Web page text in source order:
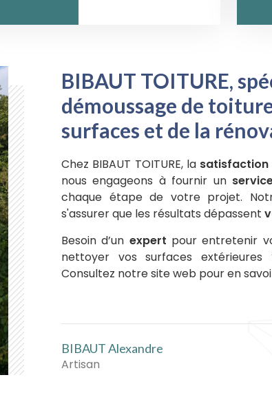
BIBAUT TOITURE,
démoussage de
surfaces et de la
Chez BIBAUT TOITURE, la satisfaction
nous engageons à fournir un
chaque étape de votre projet.
s'assurer que les résultats dépassent
Besoin d’un expert pour entretenir
nettoyer vos surfaces extérieures
Consultez notre site web pour en
BIBAUT Alexandre
Artisan